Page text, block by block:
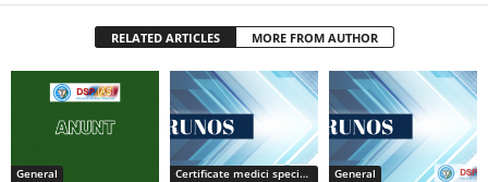
RELATED ARTICLES MORE FROM AUTHOR
General Certificate medici specialiști / primari General